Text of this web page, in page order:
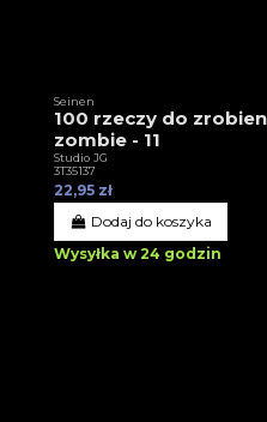
Seinen
100 rzeczy do
zombie - 11
Studio JG
3T35137
22,95 zł
Dodaj do koszyka
Wysyłka w 24 godzin